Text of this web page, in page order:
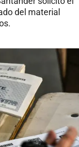
del material